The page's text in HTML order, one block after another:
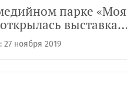
парке «Моя
выставка
27 ноября 2019